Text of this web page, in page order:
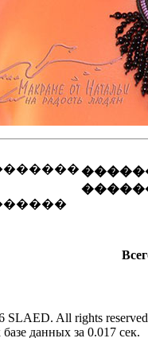
SLAED. All rights
данных за 0.017 сек.